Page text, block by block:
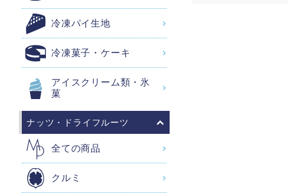
冷凍パイ生地
冷凍菓子・ケーキ
アイスクリーム類・氷
菓
ナッツ・ドライフルーツ
全ての商品
クルミ